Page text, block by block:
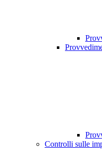
Controlli sulle